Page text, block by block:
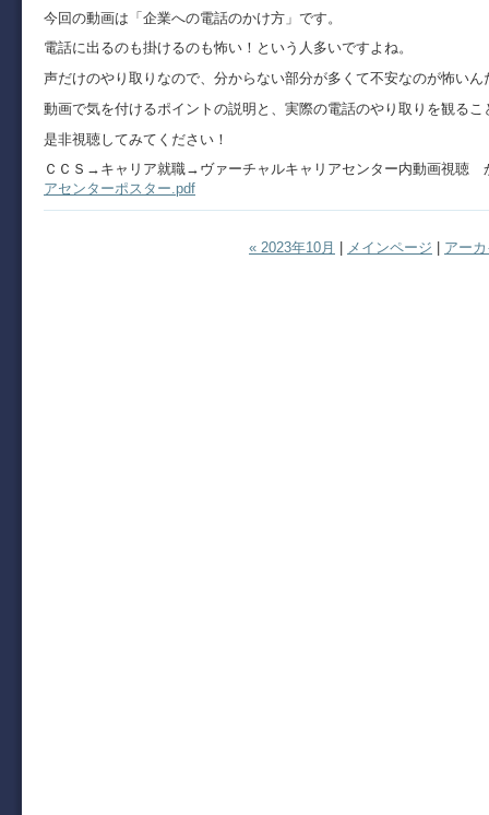
今回の動画は「企業への電話のかけ方」です。
電話に出るのも掛けるのも怖い！という人多いですよね。
声だけのやり取りなので、分からない部分が多くて不安なのが怖いん
動画で気を付けるポイントの説明と、実際の電話のやり取りを観る
是非視聴してみてください！
ＣＣＳ→キャリア就職→ヴァーチャルキャリアセンター内動画視聴
アセンターポスター.pdf
« 2023年10月 メインページ アー